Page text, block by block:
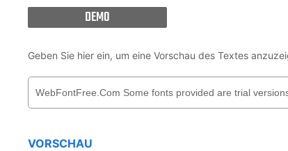
DEMO
Geben Sie hier ein, um eine Vorschau des Textes
VORSCHAU